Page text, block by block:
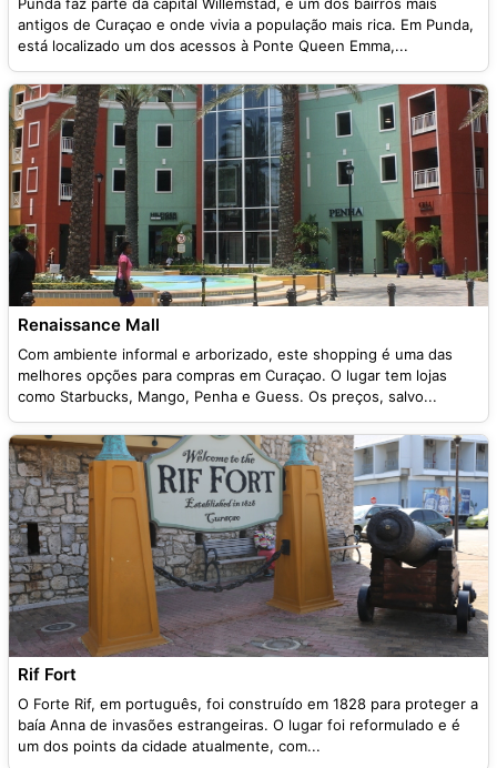
antigos de Curaçao e onde vivia a população mais rica. Em Punda,
está localizado um dos acessos à Ponte Queen Emma,...
Renaissance Mall
Com ambiente informal e arborizado, este shopping é uma das
melhores opções para compras em Curaçao. O lugar tem lojas
como Starbucks, Mango, Penha e Guess. Os preços, salvo...
Rif Fort
O Forte Rif, em português, foi construído em 1828 para proteger a
baía Anna de invasões estrangeiras. O lugar foi reformulado e é
um dos points da cidade atualmente, com...